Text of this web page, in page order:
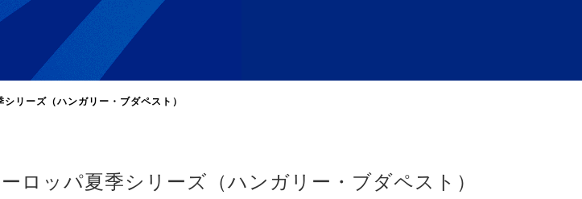
リーズ（ハンガリー・ブダペスト）
ロッパ夏季シリーズ（ハンガリー・ブダペスト）